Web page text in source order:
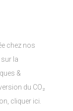
chez nos
sur la
&
du CO₂
cliquer ici.